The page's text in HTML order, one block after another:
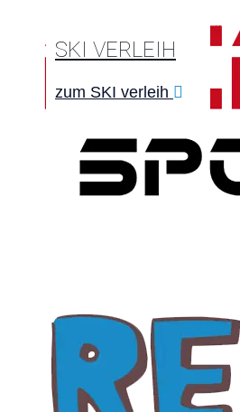
SKI VERLEIH
zum SKI verleih